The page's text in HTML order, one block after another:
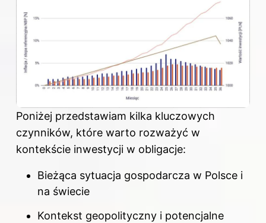
Poniżej przedstawiam kilka kluczowych
czynników, które warto rozważyć w
kontekście inwestycji w obligacje:
Bieżąca sytuacja gospodarcza w Polsce i
na świecie
Kontekst geopolityczny i potencjalne